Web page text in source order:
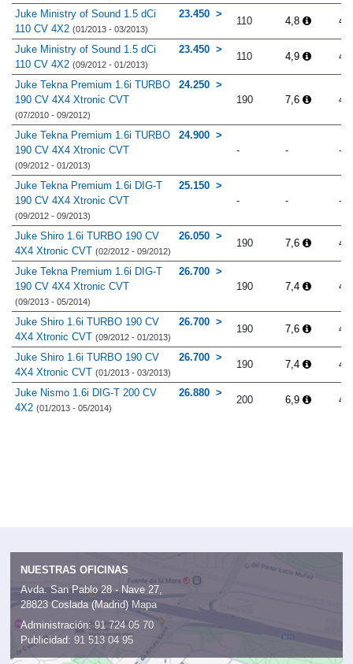
Juke Ministry of Sound 1.5 dCi
110 CV 4X2 (01/2013 - 03/2013)
23.450
110 4,8
Juke Ministry of Sound 1.5 dCi
110 CV 4X2 (09/2012 - 01/2013)
23.450
110 4,9
Juke Tekna Premium 1.6i TURBO
190 CV 4X4 Xtronic CVT
(07/2010 - 09/2012)
24.250
190
7,6
Juke Tekna Premium 1.6i TURBO
190 CV 4X4 Xtronic CVT
(09/2012 - 01/2013)
24.900
-
- -
Juke Tekna Premium 1.6i DIG-T
190 CV 4X4 Xtronic CVT
(09/2012 - 09/2013)
25.150
-
- -
Juke Shiro 1.6i TURBO 190 CV
4X4 Xtronic CVT (02/2012 - 09/2012)
26.050
190 7,6
Juke Tekna Premium 1.6i DIG-T
190 CV 4X4 Xtronic CVT
(09/2013 - 05/2014)
26.700
190
7,4
Juke Shiro 1.6i TURBO 190 CV
4X4 Xtronic CVT (09/2012 - 01/2013)
26.700
190 7,6
Juke Shiro 1.6i TURBO 190 CV
4X4 Xtronic CVT (01/2013 - 03/2013)
26.700
190 7,4
Juke Nismo 1.6i DIG-T 200 CV
4X2 (01/2013 - 05/2014)
26.880
200 6,9
NUESTRAS OFICINAS
Avda. San Pablo 28 - Nave 27,
28823 Coslada (Madrid) Mapa
Administración: 91 724 05 70
Publicidad: 91 513 04 95